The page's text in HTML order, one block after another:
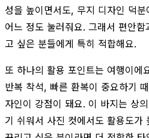
성을 높이면서도, 무지 디자인 덕
어느 정도 눌러줘요. 그래서 편안
고 싶은 분들에게 특히 적합해요.
또 하나의 활용 포인트는 여행이에
반복 착석, 빠른 환복이 중요하기
자인이 강점이 돼요. 이 바지는 상
기 쉬워서 사진 컷에서도 활용도가